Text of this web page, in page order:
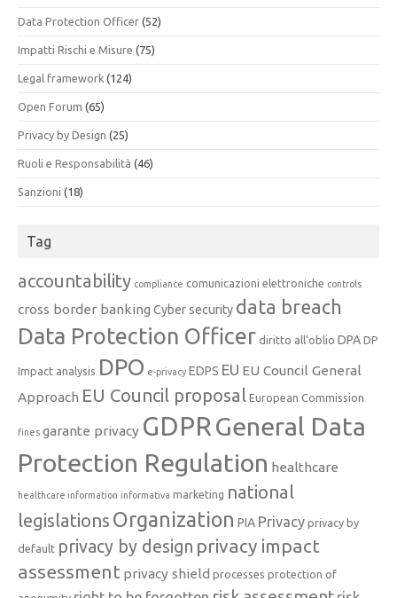
Data Protection Officer (52)
Impatti Rischi e Misure (75)
Legal framework (124)
Open Forum (65)
Privacy by Design (25)
Ruoli e Responsabilità (46)
Sanzioni (18)
Tag
accountability compliance comunicazioni elettroniche controls
cross border banking Cyber security data breach
Data Protection Officer diritto all'oblio DPA DP
Impact analysis DPO e-privacy EDPS EU EU Council General
Approach EU Council proposal European Commission
fines garante privacy GDPRGeneral Data
Protection Regulation healthcare
healthcare information informativa marketing national
legislations Organization PIA Privacy privacy by
default privacy by design privacy impact
assessment privacy shield processes protection of